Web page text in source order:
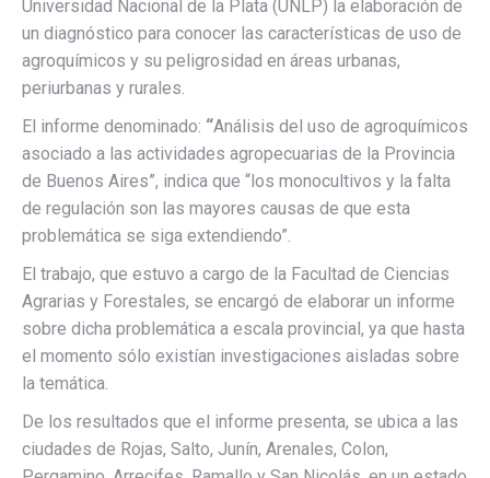
Universidad Nacional de la Plata (UNLP) la elaboración de
un diagnóstico para conocer las características de uso de
agroquímicos y su peligrosidad en áreas urbanas,
periurbanas y rurales.
El informe denominado: “Análisis del uso de agroquímicos
asociado a las actividades agropecuarias de la Provincia
de Buenos Aires”, indica que “los monocultivos y la falta
de regulación son las mayores causas de que esta
problemática se siga extendiendo”.
El trabajo, que estuvo a cargo de la Facultad de Ciencias
Agrarias y Forestales, se encargó de elaborar un informe
sobre dicha problemática a escala provincial, ya que hasta
el momento sólo existían investigaciones aisladas sobre
la temática.
De los resultados que el informe presenta, se ubica a las
ciudades de Rojas, Salto, Junín, Arenales, Colon,